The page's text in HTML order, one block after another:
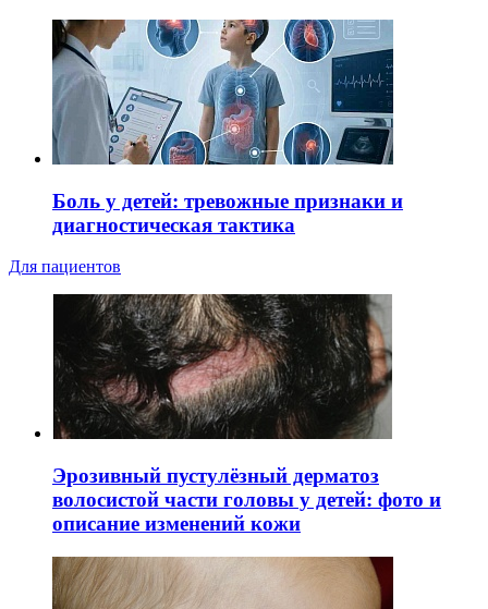
Боль у детей: тревожные признаки и
диагностическая тактика
Для пациентов
Эрозивный пустулёзный дерматоз
волосистой части головы у детей: фото и
описание изменений кожи